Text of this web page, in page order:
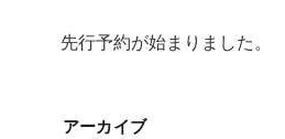
先行予約が始まりました。
アーカイブ